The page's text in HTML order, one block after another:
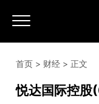
首页 > 财经 > 正文
悦达国际控